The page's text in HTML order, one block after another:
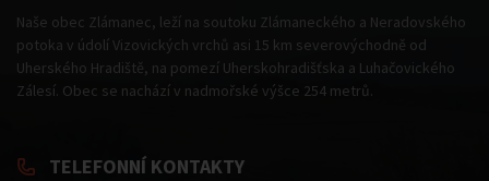
Naše obec Zlámanec, leží na soutoku Zlámaneckého a Neradovského
potoka v údolí Vizovických vrchů asi 15 km severovýchodně od
Uherského Hradiště, na pomezí Uherskohradišťska a Luhačovického
Zálesí. Obec se nachází v nadmořské výšce 254 metrů.
TELEFONNÍ KONTAKTY